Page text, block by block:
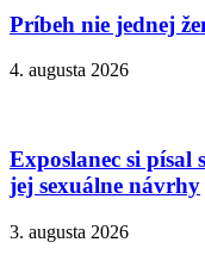
Príbeh nie jednej
4. augusta 2026
Exposlanec si písal
jej sexuálne návrhy
3. augusta 2026